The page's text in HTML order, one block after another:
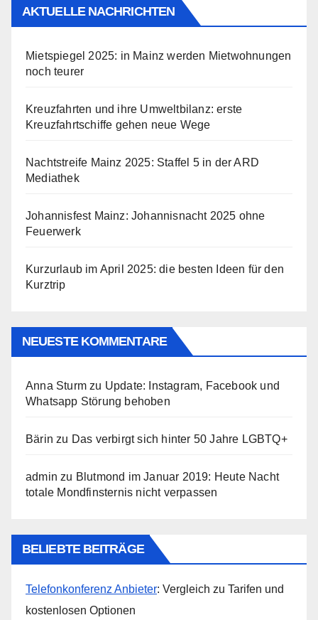
AKTUELLE NACHRICHTEN
Mietspiegel 2025: in Mainz werden Mietwohnungen
noch teurer
Kreuzfahrten und ihre Umweltbilanz: erste
Kreuzfahrtschiffe gehen neue Wege
Nachtstreife Mainz 2025: Staffel 5 in der ARD
Mediathek
Johannisfest Mainz: Johannisnacht 2025 ohne
Feuerwerk
Kurzurlaub im April 2025: die besten Ideen für den
Kurztrip
NEUESTE KOMMENTARE
Anna Sturm zu Update: Instagram, Facebook und
Whatsapp Störung behoben
Bärin zu Das verbirgt sich hinter 50 Jahre LGBTQ+
admin zu Blutmond im Januar 2019: Heute Nacht
totale Mondfinsternis nicht verpassen
BELIEBTE BEITRÄGE
Telefonkonferenz Anbieter: Vergleich zu Tarifen und
kostenlosen Optionen